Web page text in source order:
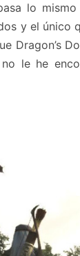
lo mismo
y el único
Dragon’s
le he